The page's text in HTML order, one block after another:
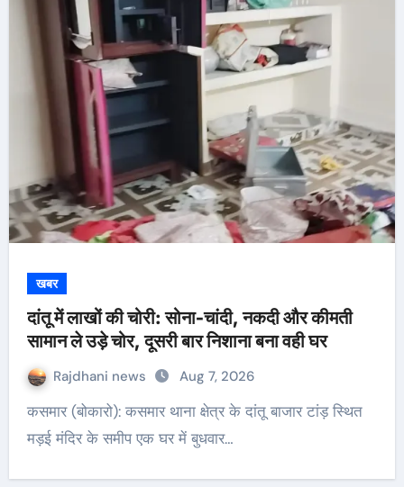
खबर
दांतू में लाखों की चोरी: सोना-चांदी, नकदी और कीमती
सामान ले उड़े चोर, दूसरी बार निशाना बना वही घर
Rajdhani news Aug 7, 2026
कसमार (बोकारो): कसमार थाना क्षेत्र के दांतू बाजार टांड़ स्थित
मड़ई मंदिर के समीप एक घर में बुधवार…